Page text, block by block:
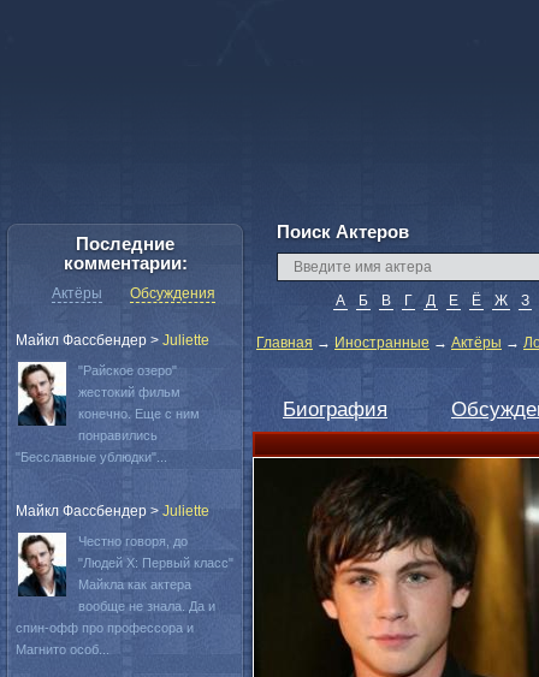
Поиск Актеров
А Б В Г Д Е Ё Ж З
Главная → Иностранные → Актёры →
Биография
Последние
комментарии:
Актёры Обсуждения
Майкл Фассбендер > Juliette
"Райское озеро"
жестокий фильм
конечно. Еще с ним
понравились
"Бесславные ублюдки"...
Майкл Фассбендер > Juliette
Честно говоря, до
"Людей Х: Первый класс"
Майкла как актера
вообще не знала. Да и
спин-офф про профессора и
Магнито особ...